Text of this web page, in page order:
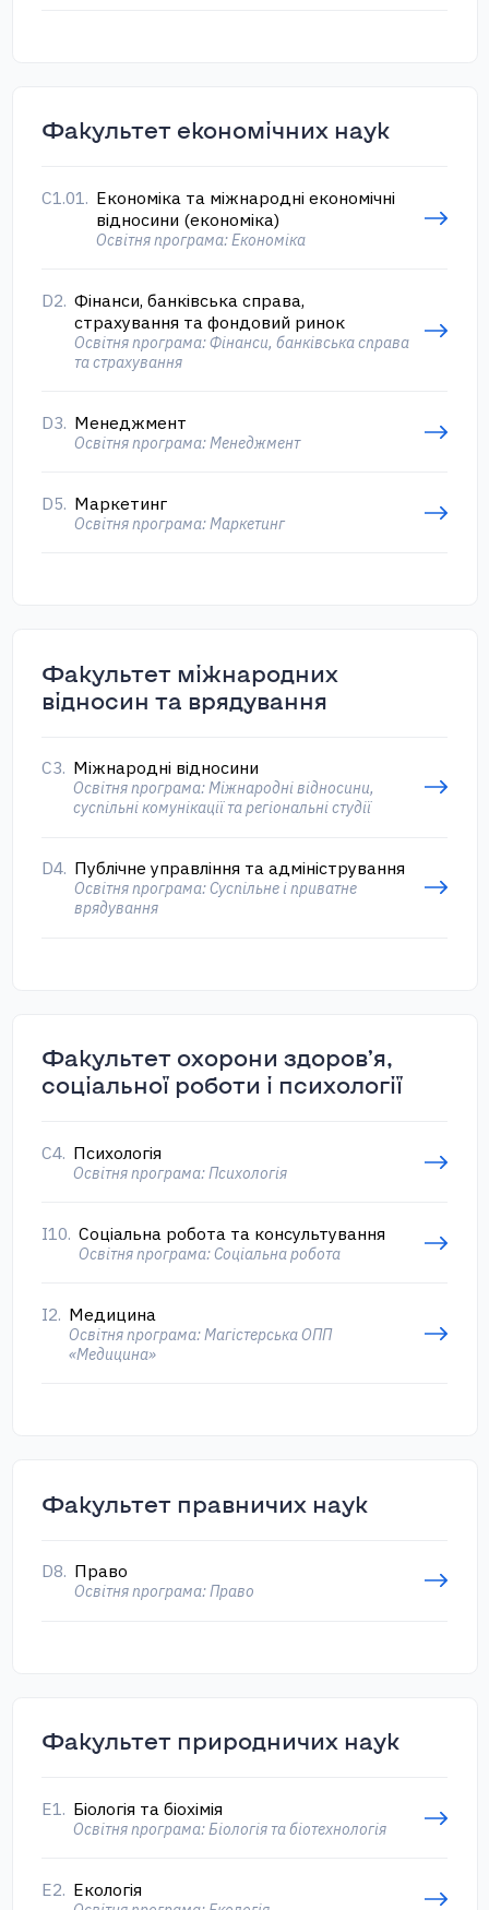
Факультет економічних наук
С1.01. Економіка та міжнародні економічні
відносини (економіка)
Освітня програма: Економіка
D2. Фінанси, банківська справа,
страхування та фондовий ринок
Освітня програма: Фінанси, банківська справа
та страхування
D3. Менеджмент
Освітня програма: Менеджмент
D5. Маркетинг
Освітня програма: Маркетинг
Факультет міжнародних
відносин та врядування
С3. Міжнародні відносини
Освітня програма: Міжнародні відносини,
суспільні комунікації та регіональні студії
D4. Публічне управління та адміністрування
Освітня програма: Суспільне і приватне
врядування
Факультет охорони здоров’я,
соціальної роботи і психології
С4. Психологія
Освітня програма: Психологія
І10. Соціальна робота та консультування
Освітня програма: Соціальна робота
І2. Медицина
Освітня програма: Магістерська ОПП
«Медицина»
Факультет правничих наук
D8. Право
Освітня програма: Право
Факультет природничих наук
Е1. Біологія та біохімія
Освітня програма: Біологія та біотехнологія
E2. Екологія